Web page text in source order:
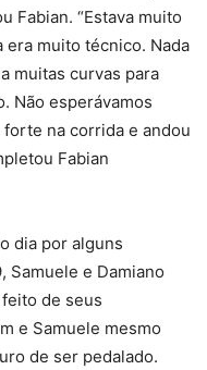
Fabian. “Estava muito
era muito técnico. Nada
muitas curvas para
Não esperávamos
na corrida e andou
Fabian
dia por alguns
Samuele e Damiano
de seus
e Samuele mesmo
de ser pedalado.